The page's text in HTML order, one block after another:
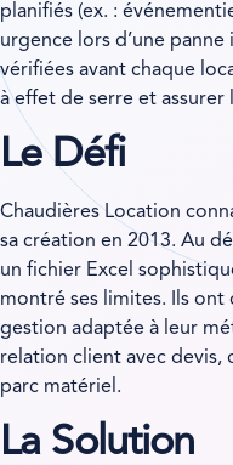
planifiés (ex. :
urgence lors d’une
vérifiées avant chaque
à effet de serre et assurer
Le Défi
Chaudières Location
sa création en 2013. Au
un fichier Excel
montré ses limites. Ils
gestion adaptée à leur
relation client avec
parc matériel.
La Solution